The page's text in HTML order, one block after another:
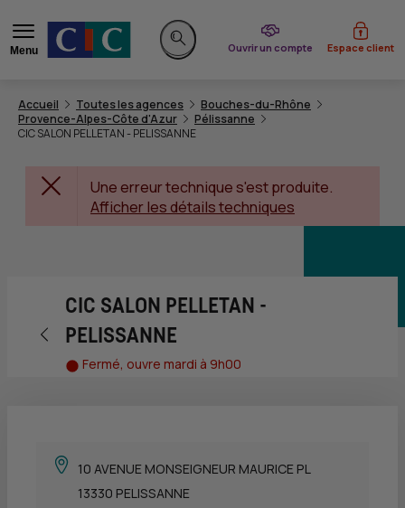
Menu
Rechercher sur le site
Ouvrir un compte
du CIC Espace client
Accueil Toutes les agences
Bouches-du-Rhône
Provence-Alpes-Côte d'Azur
Pélissanne
CIC SALON PELLETAN - PELISSANNE
Une erreur technique s'est produite.
Afficher les détails techniques
Retour vers la page précédente
CIC SALON PELLETAN -
PELISSANNE
Fermé, ouvre mardi à 9h00
10 AVENUE MONSEIGNEUR MAURICE PL
13330 PELISSANNE